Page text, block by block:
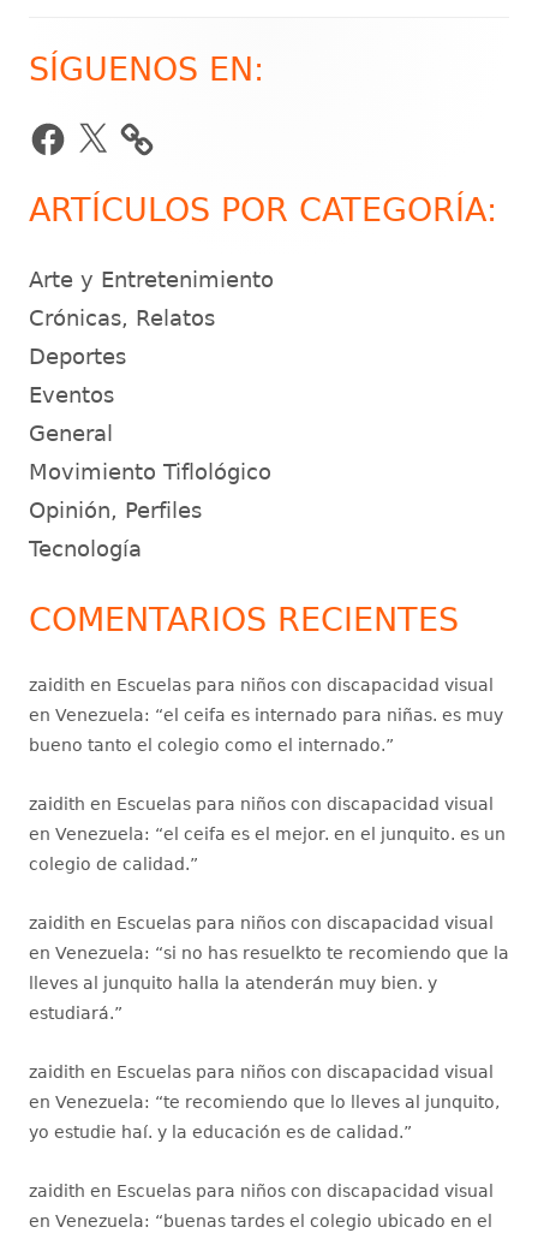
Barra
lateral
SÍGUENOS EN:
Facebook
X
ARTÍCULOS POR CATEGORÍA:
Arte y Entretenimiento
Crónicas, Relatos
Deportes
Eventos
General
Movimiento Tiflológico
Opinión, Perfiles
Tecnología
COMENTARIOS RECIENTES
zaidith en Escuelas para niños con discapacidad visual
en Venezuela: “el ceifa es internado para niñas. es muy
bueno tanto el colegio como el internado.”
zaidith en Escuelas para niños con discapacidad visual
en Venezuela: “el ceifa es el mejor. en el junquito. es un
colegio de calidad.”
zaidith en Escuelas para niños con discapacidad visual
en Venezuela: “si no has resuelkto te recomiendo que la
lleves al junquito halla la atenderán muy bien. y
estudiará.”
zaidith en Escuelas para niños con discapacidad visual
en Venezuela: “te recomiendo que lo lleves al junquito,
yo estudie haí. y la educación es de calidad.”
zaidith en Escuelas para niños con discapacidad visual
en Venezuela: “buenas tardes el colegio ubicado en el